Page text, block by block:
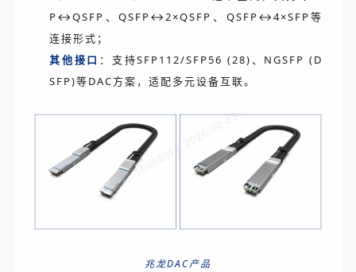
P↔QSFP、QSFP↔2×QSFP、QSFP↔4×SFP等
连接形式；
其他接口 ：支持SFP112/SFP56 (28)、NGSFP (D
SFP)等DAC方案，适配多元设备互联。
兆龙DAC产品